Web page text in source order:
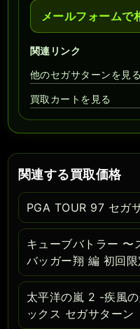
メールフォームで
関連リンク
他のセガサターンを見る
買取カートを見る
関連する買取価格
PGA TOUR 97 セガ
キューブバトラー 〜
バッガー翔 編 初回
太平洋の嵐 2 -疾風
ックス セガサターン